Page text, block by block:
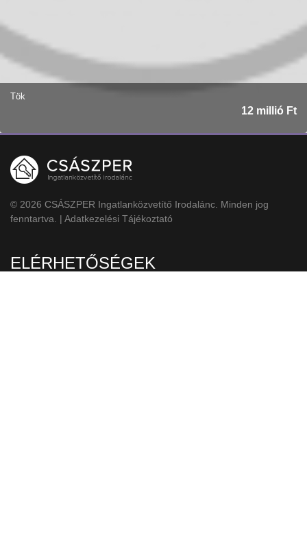
Tök
12 millió Ft
© 2026 CSÁSZPER Ingatlanközvetítő Irodalánc. Minden jog
fenntartva. | Adatkezelési Tájékoztató
ELÉRHETŐSÉGEK